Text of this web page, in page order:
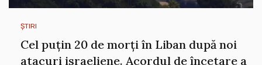
ȘTIRI
Cel puțin 20 de morți în Liban după noi
atacuri israeliene. Acordul de încetare a